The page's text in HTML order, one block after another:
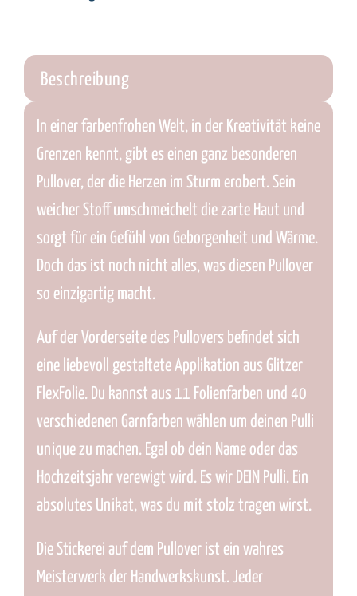
Beschreibung
In einer farbenfrohen Welt, in der Kreativität keine
Grenzen kennt, gibt es einen ganz besonderen
Pullover, der die Herzen im Sturm erobert. Sein
weicher Stoff umschmeichelt die zarte Haut und
sorgt für ein Gefühl von Geborgenheit und Wärme.
Doch das ist noch nicht alles, was diesen Pullover
so einzigartig macht.
Auf der Vorderseite des Pullovers befindet sich
eine liebevoll gestaltete Applikation aus Glitzer
FlexFolie. Du kannst aus 11 Folienfarben und 40
verschiedenen Garnfarben wählen um deinen Pulli
unique zu machen. Egal ob dein Name oder das
Hochzeitsjahr verewigt wird. Es wir DEIN Pulli. Ein
absolutes Unikat, was du mit stolz tragen wirst.
Die Stickerei auf dem Pullover ist ein wahres
Meisterwerk der Handwerkskunst. Jeder